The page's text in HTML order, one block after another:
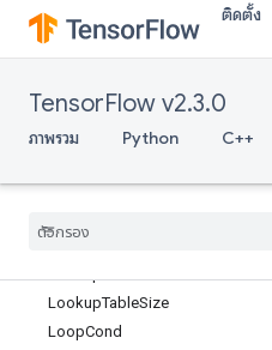
ติดตั้ง
TensorFlow v2.3.0
ภาพรวม Python C++
LookupTableFind
LookupTableSize
LoopCond